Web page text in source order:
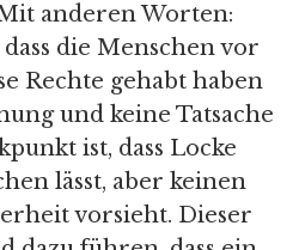
anderen Worten:
die Menschen vor
Rechte gehabt haben
und keine Tatsache
ist, dass Locke
lässt, aber keinen
vorsieht. Dieser